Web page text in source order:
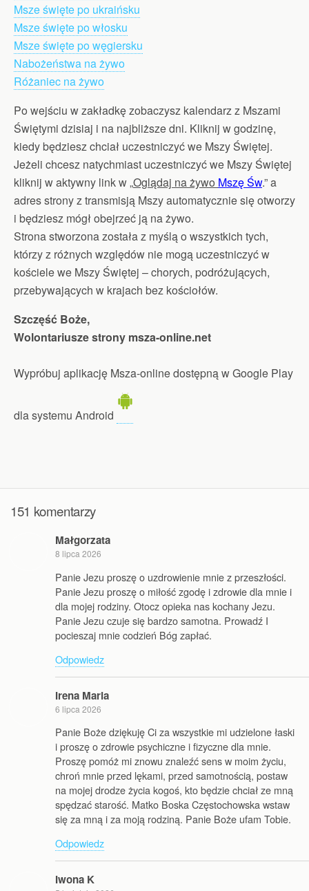
Msze święte po ukraińsku
Msze święte po włosku
Msze święte po węgiersku
Nabożeństwa na żywo
Różaniec na żywo
Po wejściu w zakładkę zobaczysz kalendarz z Mszami
Świętymi dzisiaj i na najbliższe dni. Kliknij w godzinę,
kiedy będziesz chciał uczestniczyć we Mszy Świętej.
Jeżeli chcesz natychmiast uczestniczyć we Mszy Świętej
kliknij w aktywny link w „Oglądaj na żywo Mszę Św.” a
adres strony z transmisją Mszy automatycznie się otworzy
i będziesz mógł obejrzeć ją na żywo.
Strona stworzona została z myślą o wszystkich tych,
którzy z różnych względów nie mogą uczestniczyć w
kościele we Mszy Świętej – chorych, podróżujących,
przebywających w krajach bez kościołów.
Szczęść Boże,
Wolontariusze strony msza-online.net
Wypróbuj aplikację Msza-online dostępną w Google Play
dla systemu Android
151 komentarzy
Małgorzata
8 lipca 2026
Panie Jezu proszę o uzdrowienie mnie z przeszłości.
Panie Jezu proszę o miłość zgodę i zdrowie dla mnie i
dla mojej rodziny. Otocz opieka nas kochany Jezu.
Panie Jezu czuje się bardzo samotna. Prowadź I
pocieszaj mnie codzień Bóg zapłać.
Odpowiedz
Irena Maria
6 lipca 2026
Panie Boże dziękuję Ci za wszystkie mi udzielone łaski
i proszę o zdrowie psychiczne i fizyczne dla mnie.
Proszę pomóż mi znowu znaleźć sens w moim życiu,
chroń mnie przed lękami, przed samotnością, postaw
na mojej drodze życia kogoś, kto będzie chciał ze mną
spędzać starość. Matko Boska Częstochowska wstaw
się za mną i za moją rodziną. Panie Boże ufam Tobie.
Odpowiedz
Iwona K